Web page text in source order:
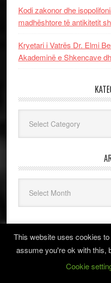
Kodi zakonor dhe
madhështore të antikitetit
Kryetari i Vatrës Dr. Elmi
Akademinë e Shkencave
albano kolonjari alfons Grishaj
Astrit Lulushi
This website uses cookies
assume you're ok with this,
Cookie